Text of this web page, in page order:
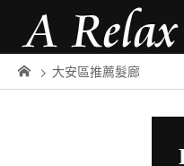
大安區推薦髮廊